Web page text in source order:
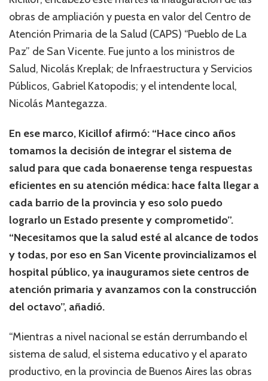
obras de ampliación y puesta en valor del Centro de
Atención Primaria de la Salud (CAPS) “Pueblo de La
Paz” de San Vicente. Fue junto a los ministros de
Salud, Nicolás Kreplak; de Infraestructura y Servicios
Públicos, Gabriel Katopodis; y el intendente local,
Nicolás Mantegazza.
En ese marco, Kicillof afirmó: “Hace cinco años
tomamos la decisión de integrar el sistema de
salud para que cada bonaerense tenga respuestas
eficientes en su atención médica: hace falta llegar a
cada barrio de la provincia y eso solo puedo
lograrlo un Estado presente y comprometido”.
“Necesitamos que la salud esté al alcance de todos
y todas, por eso en San Vicente provincializamos el
hospital público, ya inauguramos siete centros de
atención primaria y avanzamos con la construcción
del octavo”, añadió.
“Mientras a nivel nacional se están derrumbando el
sistema de salud, el sistema educativo y el aparato
productivo, en la provincia de Buenos Aires las obras